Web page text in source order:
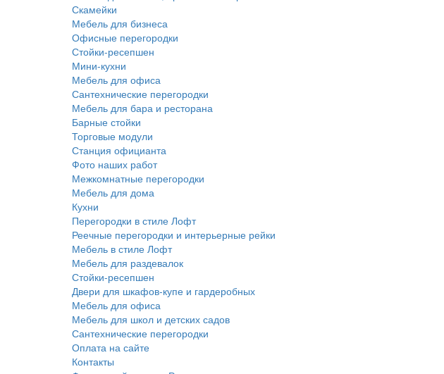
Скамейки
Мебель для бизнеса
Офисные перегородки
Стойки-ресепшен
Мини-кухни
Мебель для офиса
Сантехнические перегородки
Мебель для бара и ресторана
Барные стойки
Торговые модули
Станция официанта
Фото наших работ
Межкомнатные перегородки
Мебель для дома
Кухни
Перегородки в стиле Лофт
Реечные перегородки и интерьерные рейки
Мебель в стиле Лофт
Мебель для раздевалок
Стойки-ресепшен
Двери для шкафов-купе и гардеробных
Мебель для офиса
Мебель для школ и детских садов
Сантехнические перегородки
Оплата на сайте
Контакты